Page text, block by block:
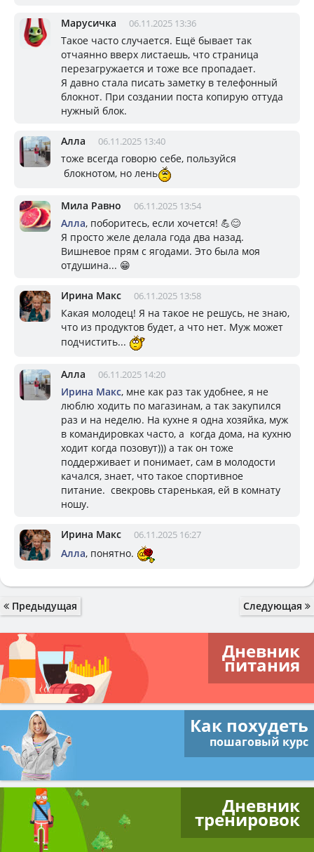
Марусичка 06.11.2025 13:36
Такое часто случается. Ещё бывает так
отчаянно вверх листаешь, что страница
перезагружается и тоже все пропадает.
Я давно стала писать заметку в телефонный
блокнот. При создании поста копирую оттуда
нужный блок.
Алла 06.11.2025 13:40
тоже всегда говорю себе, пользуйся
блокнотом, но лень
Мила Равно 06.11.2025 13:54
Алла, поборитесь, если хочется! 💪😊
Я просто желе делала года два назад.
Вишневое прям с ягодами. Это была моя
отдушина... 😁
Ирина Макс 06.11.2025 13:58
Какая молодец! Я на такое не решусь, не знаю,
что из продуктов будет, а что нет. Муж может
подчистить...
Алла 06.11.2025 14:20
Ирина Макс, мне как раз так удобнее, я не
люблю ходить по магазинам, а так закупился
раз и на неделю. На кухне я одна хозяйка, муж
в командировках часто, а когда дома, на кухню
ходит когда позовут))) а так он тоже
поддерживает и понимает, сам в молодости
качался, знает, что такое спортивное
питание. свекровь старенькая, ей в комнату
ношу.
Ирина Макс 06.11.2025 16:27
Алла, понятно.
Предыдущая Следующая
Дневник
питания
Как похудеть
пошаговый курс
Дневник
тренировок